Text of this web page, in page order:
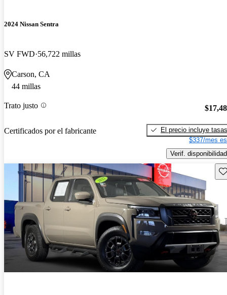
2024 Nissan Sentra
SV FWD 56,722 millas
Carson, CA
44 millas
Trato justo
Certificados por el fabricante
El precio incluye tasas
$337/mes
Verif. disponibilidad